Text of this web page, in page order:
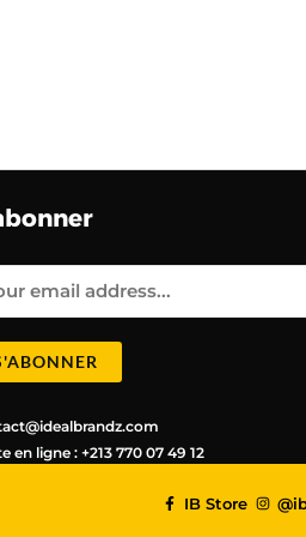
en ligne : +213 770 07 49 12
IB Store